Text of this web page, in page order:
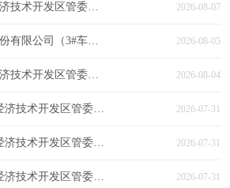
2026年8月7日常熟经济技术开发区管委会拟对建设项目环评文件作出审批意见的公示 2026-08-07
江苏亨通华海科技股份有限公司（3#车间扩建车间）建设项目批前公示 2026-08-05
2026年8月4日常熟经济技术开发区管委会拟对建设项目环评文件作出审批意见的公示 2026-08-04
2026年7月31日常熟经济技术开发区管委会作出的建设项目环境影响评价文件审批决定的公告 2026-07-31
2026年7月31日常熟经济技术开发区管委会受理环境影响报告书（表）情况的公示 2026-07-31
2026年7月31日常熟经济技术开发区管委会拟对建设项目环评文件作出审批意见的公示 2026-07-31